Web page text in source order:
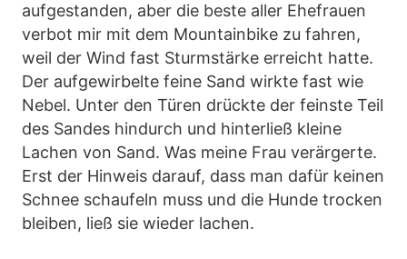
aufgestanden, aber die beste aller Ehefrauen
verbot mir mit dem Mountainbike zu fahren,
weil der Wind fast Sturmstärke erreicht hatte.
Der aufgewirbelte feine Sand wirkte fast wie
Nebel. Unter den Türen drückte der feinste Teil
des Sandes hindurch und hinterließ kleine
Lachen von Sand. Was meine Frau verärgerte.
Erst der Hinweis darauf, dass man dafür keinen
Schnee schaufeln muss und die Hunde trocken
bleiben, ließ sie wieder lachen.